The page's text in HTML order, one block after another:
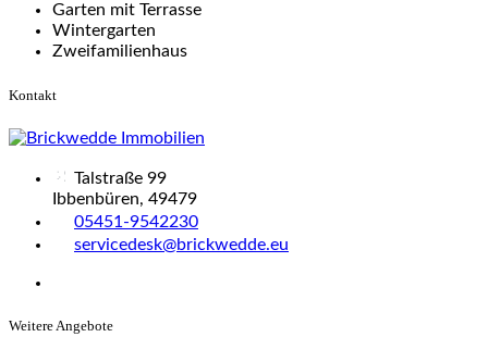
Garten mit Terrasse
Wintergarten
Zweifamilienhaus
Kontakt
Talstraße 99
Ibbenbüren, 49479
05451-9542230
servicedesk@brickwedde.eu
Weitere Angebote